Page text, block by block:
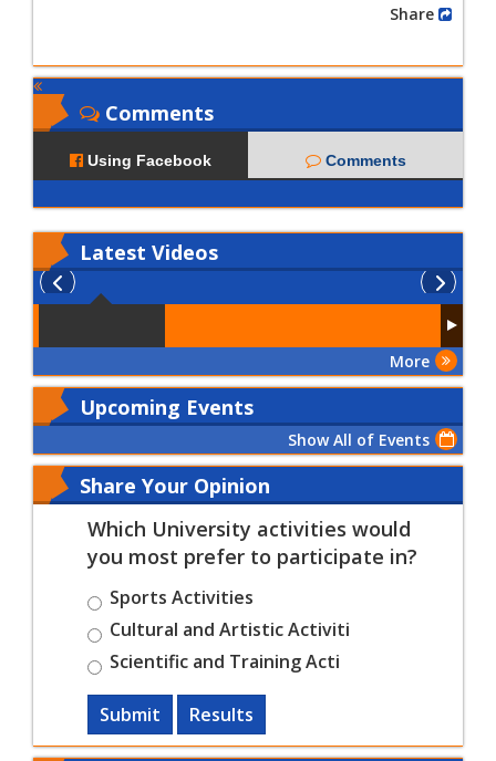
Comments
Using Facebook Comments
Latest Videos
More
Upcoming Events
Show All of Events
Share Your Opinion
Which University activities would
you most prefer to participate in?
Sports Activities
Cultural and Artistic Activiti
Scientific and Training Acti
Submit Results